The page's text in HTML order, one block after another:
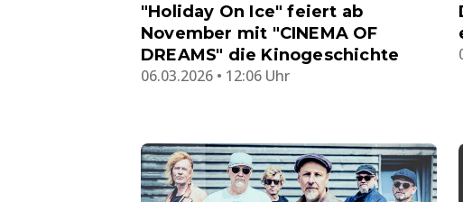
"Holiday On Ice" feiert ab
November mit "CINEMA OF
DREAMS" die Kinogeschichte
06.03.2026 • 12:06 Uhr